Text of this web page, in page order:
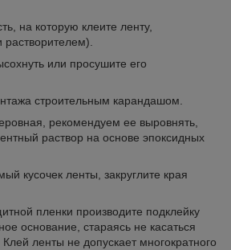
на которую клеите ленту,
растворителем).
или просушите его
строительным карандашом.
рекомендуем ее выровнять,
раствор на основе эпоксидных
кусочек ленты, закруглите края
пленки производите подклейку
основание, стараясь не касаться
ленты не допускает многократного